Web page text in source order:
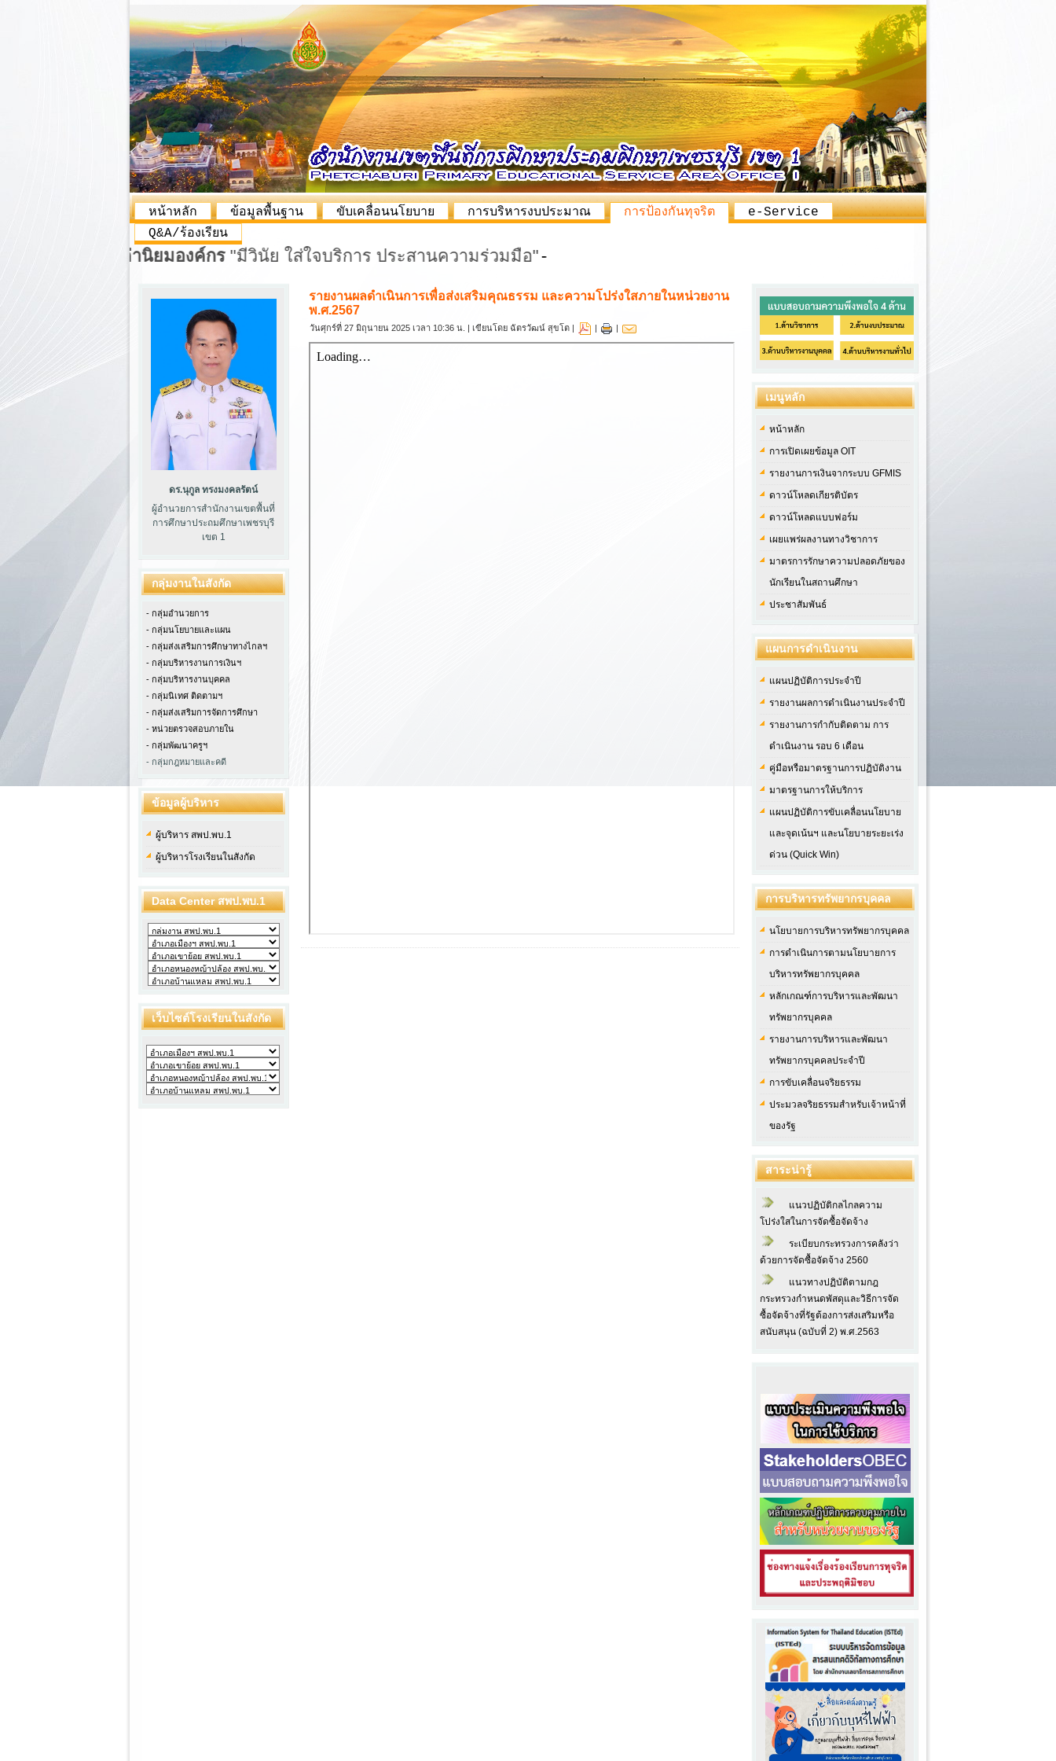
หน้าหลัก ข้อมูลพื้นฐาน ขับเคลื่อนนโยบาย การบริหารงบประมาณ การป้องกันทุจริต
e-Service
Q&A/ร้องเรียน
ค่านิยมองค์กร"มีวินัย ใส่ใจบริการ ประสานความร่วมมือ"-
ดร.นุกูล ทรงมงคลรัตน์
ผู้อำนวยการสำนักงานเขตพื้นที่
การศึกษาประถมศึกษาเพชรบุรี
เขต 1
กลุ่มงานในสังกัด
- กลุ่มอำนวยการ
- กลุ่มนโยบายและแผน
- กลุ่มส่งเสริมการศึกษาทางไกลฯ
- กลุ่มบริหารงานการเงินฯ
- กลุ่มบริหารงานบุคคล
- กลุ่มนิเทศ ติดตามฯ
- กลุ่มส่งเสริมการจัดการศึกษา
- หน่วยตรวจสอบภายใน
- กลุ่มพัฒนาครูฯ
- กลุ่มกฎหมายและคดี
ข้อมูลผู้บริหาร
ผู้บริหาร สพป.พบ.1
ผู้บริหารโรงเรียนในสังกัด
Data Center สพป.พบ.1
เว็บไซต์โรงเรียนในสังกัด
รายงานผลดำเนินการเพื่อส่งเสริมคุณธรรม และความโปร่งใสภายในหน่วยงาน
พ.ศ.2567
วันศุกร์ที่ 27 มิถุนายน 2025 เวลา 10:36 น. | เขียนโดย ฉัตรวัฒน์ สุขโต |
เมนูหลัก
หน้าหลัก
การเปิดเผยข้อมูล OIT
รายงานการเงินจากระบบ GFMIS
ดาวน์โหลดเกียรติบัตร
ดาวน์โหลดแบบฟอร์ม
เผยแพร่ผลงานทางวิชาการ
มาตรการรักษาความปลอดภัยของ
นักเรียนในสถานศึกษา
ประชาสัมพันธ์
แผนการดำเนินงาน
แผนปฏิบัติการประจำปี
รายงานผลการดำเนินงานประจำปี
รายงานการกำกับติดตาม การ
ดำเนินงาน รอบ 6 เดือน
คู่มือหรือมาตรฐานการปฏิบัติงาน
มาตรฐานการให้บริการ
แผนปฏิบัติการขับเคลื่อนนโยบาย
และจุดเน้นฯ และนโยบายระยะเร่ง
ด่วน (Quick Win)
การบริหารทรัพยากรบุคคล
นโยบายการบริหารทรัพยากรบุคคล
การดำเนินการตามนโยบายการ
บริหารทรัพยากรบุคคล
หลักเกณฑ์การบริหารและพัฒนา
ทรัพยากรบุคคล
รายงานการบริหารและพัฒนา
ทรัพยากรบุคคลประจำปี
การขับเคลื่อนจริยธรรม
ประมวลจริยธรรมสำหรับเจ้าหน้าที่
ของรัฐ
สาระน่ารู้
แนวปฏิบัติกลไกลความ
โปร่งใสในการจัดซื้อจัดจ้าง
ระเบียบกระทรวงการคลังว่า
ด้วยการจัดซื้อจัดจ้าง 2560
แนวทางปฏิบัติตามกฎ
กระทรวงกำหนดพัสดุและวิธีการจัด
ซื้อจัดจ้างที่รัฐต้องการส่งเสริมหรือ
สนับสนุน (ฉบับที่ 2) พ.ศ.2563